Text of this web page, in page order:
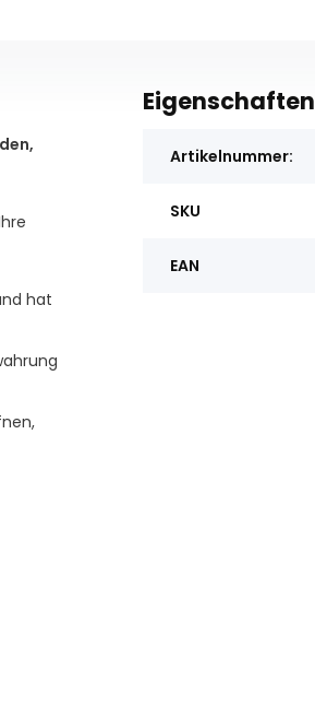
hat
Eigenschaften
Artikelnummer:
SKU
EAN